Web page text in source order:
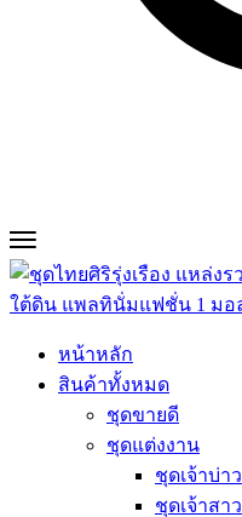
หน้าหลัก
สินค้าทั้งหมด
ชุดขายดี
ชุดแต่งงาน
ชุดเจ้าบ่าว
ชุดเจ้าสาว